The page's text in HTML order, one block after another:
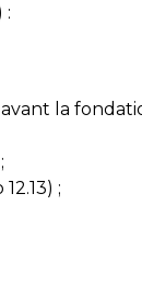
:
avant la
;